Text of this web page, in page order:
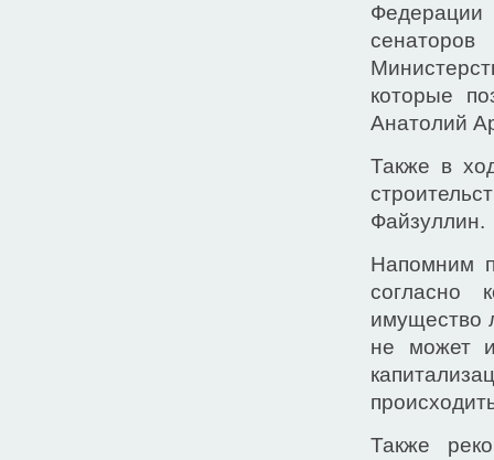
которые
Анатолий
Также в
Файзуллин.
Напомним
согласно
имущество
не может
Также